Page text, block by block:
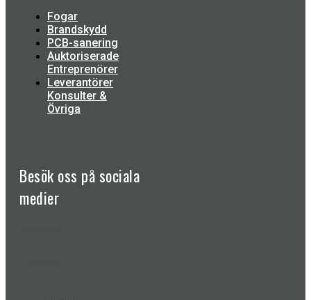
Fogar
Brandskydd
PCB-sanering
Auktoriserade
Entreprenörer
Leverantörer
Konsulter &
Övriga
Besök oss påsociala
medier